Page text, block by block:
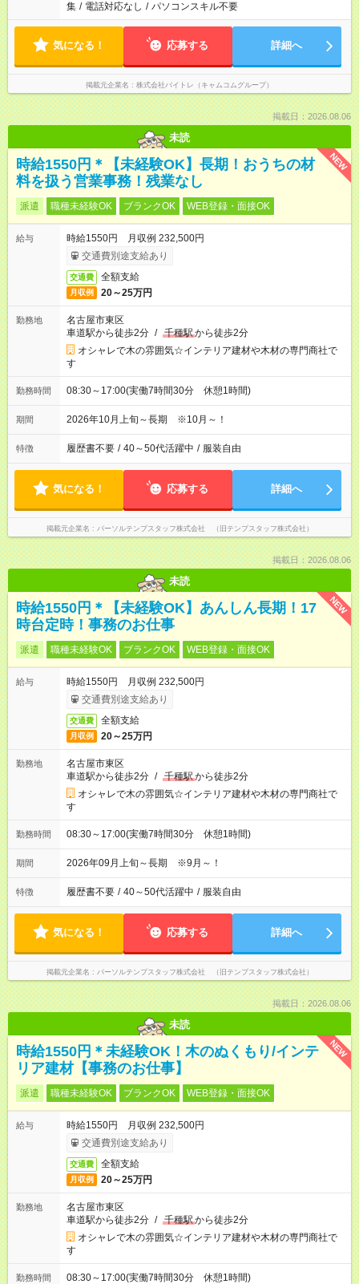
集 / 電話対応なし / パソコンスキル不要
気になる！ 応募する 詳細へ
掲載元企業名 株式会社バイトレ（キャムコムグループ）
掲載日：2026.08.06
未読
NEW
時給1550円＊【未経験OK】長期！おうちの材
料を扱う営業事務！残業なし
派遣 職種未経験OK ブランクOK WEB登録・面接OK
給与
時給1550円 月収例 232,500円
交通費別途支給あり
交通費 全額支給
月収例 20～25万円
勤務地
名古屋市東区
車道駅から徒歩2分 / 千種駅から徒歩2分
オシャレで木の雰囲気☆インテリア建材や木材の専門商社で
す
勤務時間 08:30～17:00(実働7時間30分 休憩1時間)
期間 2026年10月上旬～長期 ※10月～！
特徴 履歴書不要 / 40～50代活躍中 / 服装自由
気になる！ 応募する 詳細へ
掲載元企業名 パーソルテンプスタッフ株式会社 （旧テンプスタッフ株式会社）
掲載日：2026.08.06
未読
NEW
時給1550円＊【未経験OK】あんしん長期！17
時台定時！事務のお仕事
派遣 職種未経験OK ブランクOK WEB登録・面接OK
給与
時給1550円 月収例 232,500円
交通費別途支給あり
交通費 全額支給
月収例 20～25万円
勤務地
名古屋市東区
車道駅から徒歩2分 / 千種駅から徒歩2分
オシャレで木の雰囲気☆インテリア建材や木材の専門商社で
す
勤務時間 08:30～17:00(実働7時間30分 休憩1時間)
期間 2026年09月上旬～長期 ※9月～！
特徴 履歴書不要 / 40～50代活躍中 / 服装自由
気になる！ 応募する 詳細へ
掲載元企業名 パーソルテンプスタッフ株式会社 （旧テンプスタッフ株式会社）
掲載日：2026.08.06
未読
NEW
時給1550円＊未経験OK！木のぬくもり/インテ
リア建材【事務のお仕事】
派遣 職種未経験OK ブランクOK WEB登録・面接OK
給与
時給1550円 月収例 232,500円
交通費別途支給あり
交通費 全額支給
月収例 20～25万円
勤務地
名古屋市東区
車道駅から徒歩2分 / 千種駅から徒歩2分
オシャレで木の雰囲気☆インテリア建材や木材の専門商社で
す
勤務時間 08:30～17:00(実働7時間30分 休憩1時間)